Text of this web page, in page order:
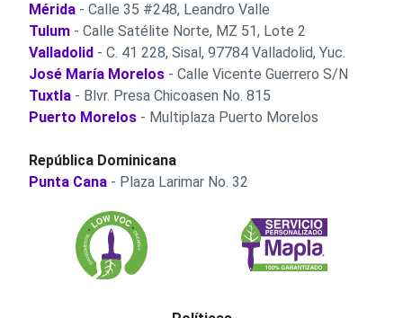
Mérida - Calle 35 #248, Leandro Valle
Tulum - Calle Satélite Norte, MZ 51, Lote 2
Valladolid - C. 41 228, Sisal, 97784 Valladolid, Yuc.
José María Morelos - Calle Vicente Guerrero S/N
Tuxtla - Blvr. Presa Chicoasen No. 815
Puerto Morelos - Multiplaza Puerto Morelos
República Dominicana
Punta Cana - Plaza Larimar No. 32